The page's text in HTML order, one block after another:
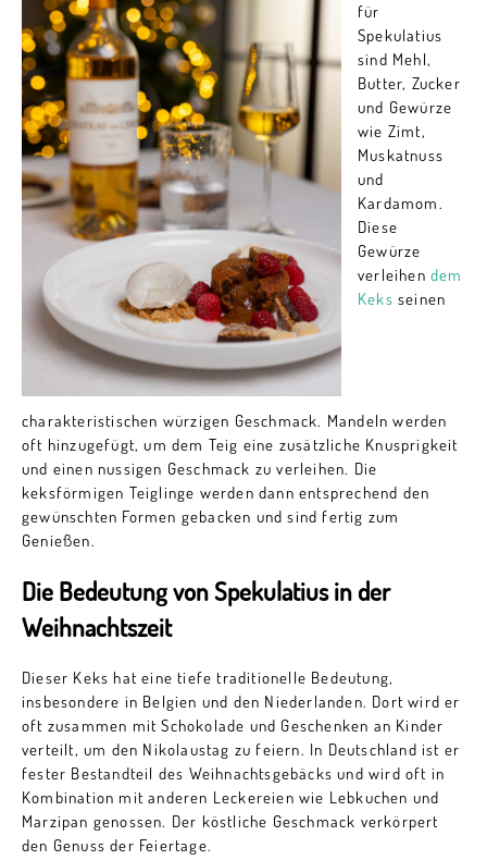
für
Spekulatius
sind Mehl,
Butter, Zucker
und Gewürze
wie Zimt,
Muskatnuss
und
Kardamom.
Diese
Gewürze
verleihen dem
Keks seinen
charakteristischen würzigen Geschmack. Mandeln werden
oft hinzugefügt, um dem Teig eine zusätzliche Knusprigkeit
und einen nussigen Geschmack zu verleihen. Die
keksförmigen Teiglinge werden dann entsprechend den
gewünschten Formen gebacken und sind fertig zum
Genießen.
Die Bedeutung von Spekulatius in der
Weihnachtszeit
Dieser Keks hat eine tiefe traditionelle Bedeutung,
insbesondere in Belgien und den Niederlanden. Dort wird er
oft zusammen mit Schokolade und Geschenken an Kinder
verteilt, um den Nikolaustag zu feiern. In Deutschland ist er
fester Bestandteil des Weihnachtsgebäcks und wird oft in
Kombination mit anderen Leckereien wie Lebkuchen und
Marzipan genossen. Der köstliche Geschmack verkörpert
den Genuss der Feiertage.